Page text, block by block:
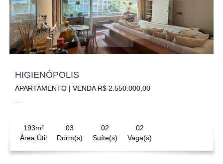
HIGIENÓPOLIS
APARTAMENTO | VENDA R$ 2.550.000,00
193m²
Área Útil
03
Dorm(s)
02
Suíte(s)
02
Vaga(s)